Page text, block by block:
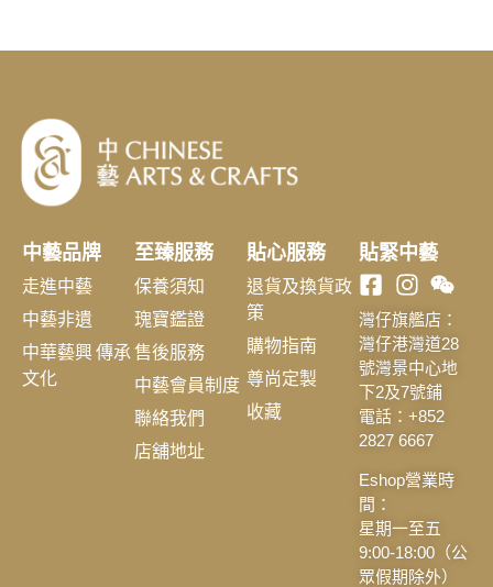
中藝品牌
走進中藝
中藝非遺
中華藝興 傳承
文化
至臻服務
保養須知
瑰寶鑑證
售後服務
中藝會員制度
聯絡我們
店舖地址
貼心服務
退貨及換貨政
策
購物指南
尊尚定製
收藏
貼緊中藝
灣仔旗艦店：
灣仔港灣道28
號灣景中心地
下2及7號鋪
電話：+852
2827 6667
Eshop營業時
間：
星期一至五
9:00-18:00（公
眾假期除外）